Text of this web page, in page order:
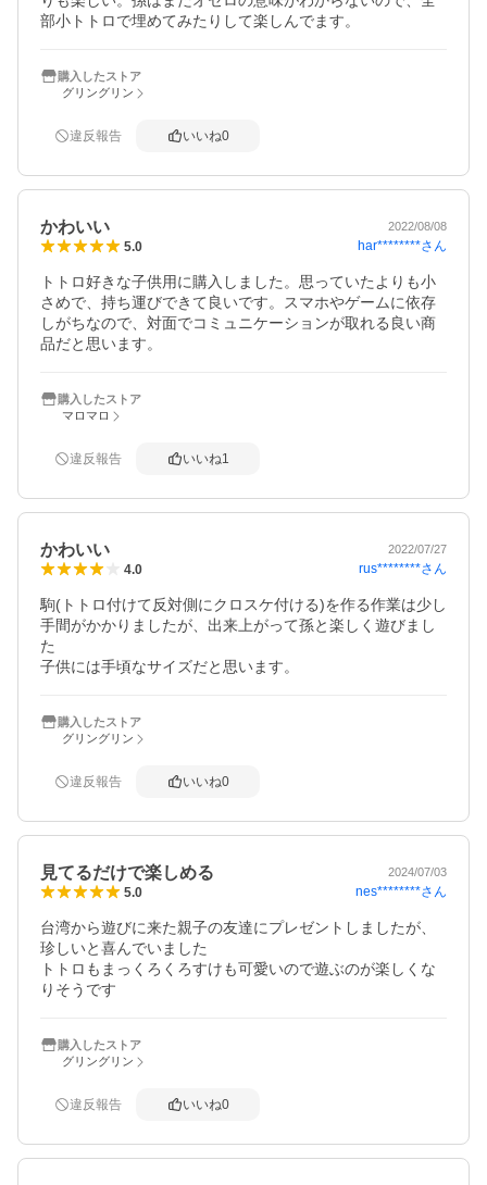
部小トトロで埋めてみたりして楽しんでます。
購入したストア
グリングリン
違反報告 いいね0
かわいい 2022/08/08
5.0 har********さん
トトロ好きな子供用に購入しました。思っていたよりも小
さめで、持ち運びできて良いです。スマホやゲームに依存
しがちなので、対面でコミュニケーションが取れる良い商
品だと思います。
購入したストア
マロマロ
違反報告 いいね1
かわいい 2022/07/27
4.0 rus********さん
駒(トトロ付けて反対側にクロスケ付ける)を作る作業は少し
手間がかかりましたが、出来上がって孫と楽しく遊びまし
た
子供には手頃なサイズだと思います。
購入したストア
グリングリン
違反報告 いいね0
見てるだけで楽しめる 2024/07/03
5.0 nes********さん
台湾から遊びに来た親子の友達にプレゼントしましたが、
珍しいと喜んでいました
トトロもまっくろくろすけも可愛いので遊ぶのが楽しくな
りそうです
購入したストア
グリングリン
違反報告 いいね0